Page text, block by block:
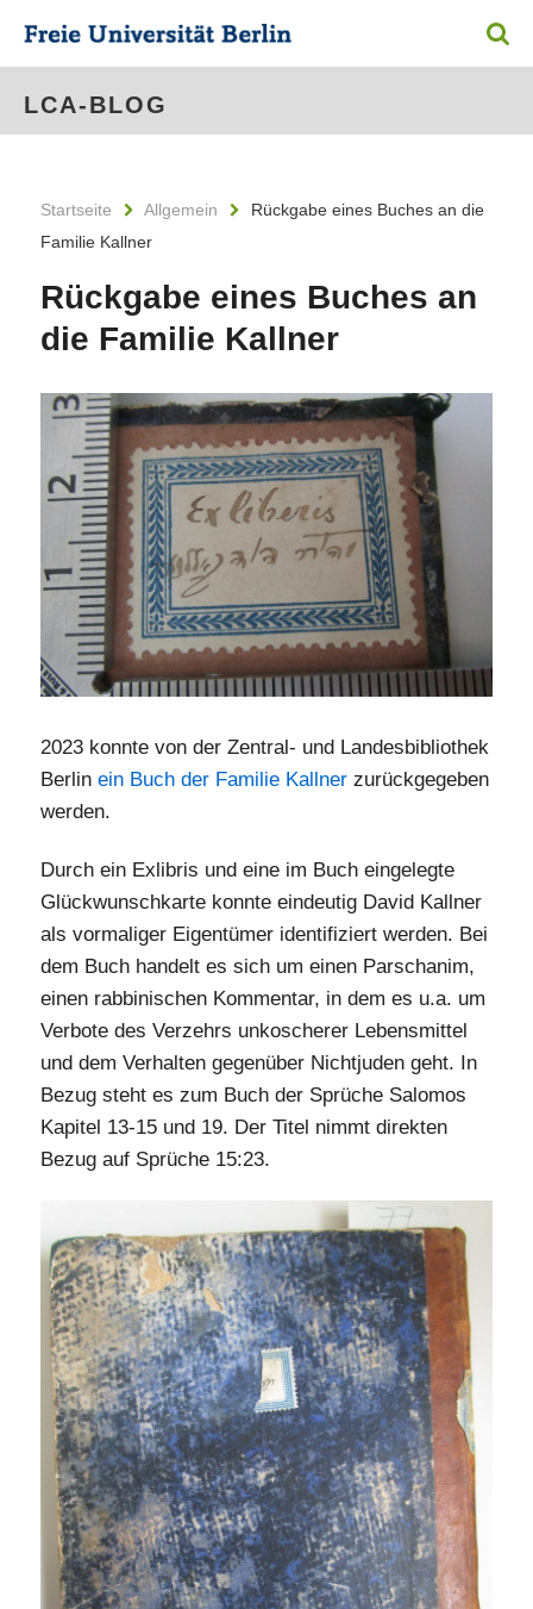
LCA-BLOG
Startseite Allgemein
Rückgabe eines Buches an die
Familie Kallner
Rückgabe eines Buches an
die Familie Kallner
2023 konnte von der Zentral- und Landesbibliothek
Berlinein Buch der Familie Kallner zurückgegeben
werden.
Durch ein Exlibris und eine im Buch eingelegte
Glückwunschkarte konnte eindeutig David Kallner
als vormaliger Eigentümer identifiziert werden. Bei
dem Buch handelt es sich um einen Parschanim,
einen rabbinischen Kommentar, in dem es u.a. um
Verbote des Verzehrs unkoscherer Lebensmittel
und dem Verhalten gegenüber Nichtjuden geht. In
Bezug steht es zum Buch der Sprüche Salomos
Kapitel 13-15 und 19. Der Titel nimmt direkten
Bezug auf Sprüche 15:23.